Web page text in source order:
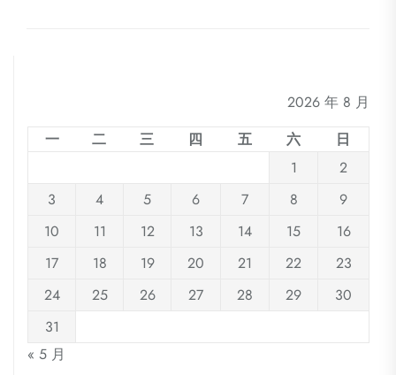
2026 年 8 月
一
二 三 四 五 六
日
1
2
3
4 5 6 7 8
9
10
11 12 13 14 15
16
17
18 19 20 21 22
23
24
25 26 27 28 29
30
31
« 5 月